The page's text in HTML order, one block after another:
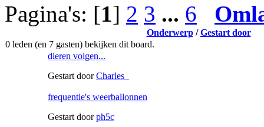
Pagina's: [1] 2 3 ... 6
Onderwerp/Gestart door
0 leden (en 7 gasten) bekijken dit board.
dieren volgen...
Gestart doorCharles_
frequentie's weerballonnen
Gestart doorph5c